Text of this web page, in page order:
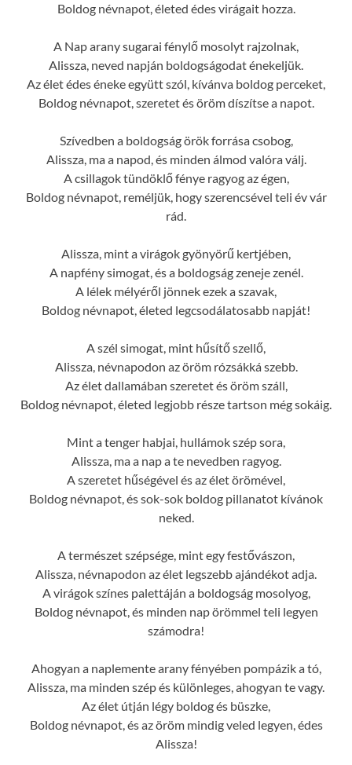
Boldog névnapot, életed édes virágait hozza.
A Nap arany sugarai fénylő mosolyt rajzolnak,
Alissza, neved napján boldogságodat énekeljük.
Az élet édes éneke együtt szól, kívánva boldog perceket,
Boldog névnapot, szeretet és öröm díszítse a napot.
Szívedben a boldogság örök forrása csobog,
Alissza, ma a napod, és minden álmod valóra válj.
A csillagok tündöklő fénye ragyog az égen,
Boldog névnapot, reméljük, hogy szerencsével teli év vár
rád.
Alissza, mint a virágok gyönyörű kertjében,
A napfény simogat, és a boldogság zeneje zenél.
A lélek mélyéről jönnek ezek a szavak,
Boldog névnapot, életed legcsodálatosabb napját!
A szél simogat, mint hűsítő szellő,
Alissza, névnapodon az öröm rózsákká szebb.
Az élet dallamában szeretet és öröm száll,
Boldog névnapot, életed legjobb része tartson még sokáig.
Mint a tenger habjai, hullámok szép sora,
Alissza, ma a nap a te nevedben ragyog.
A szeretet hűségével és az élet örömével,
Boldog névnapot, és sok-sok boldog pillanatot kívánok
neked.
A természet szépsége, mint egy festővászon,
Alissza, névnapodon az élet legszebb ajándékot adja.
A virágok színes palettáján a boldogság mosolyog,
Boldog névnapot, és minden nap örömmel teli legyen
számodra!
Ahogyan a naplemente arany fényében pompázik a tó,
Alissza, ma minden szép és különleges, ahogyan te vagy.
Az élet útján légy boldog és büszke,
Boldog névnapot, és az öröm mindig veled legyen, édes
Alissza!